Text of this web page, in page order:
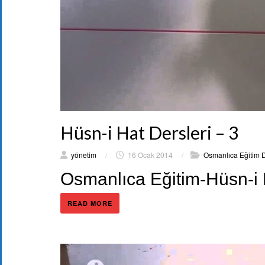
Hüsn-i Hat Dersleri – 3
yönetim / 16 Ocak 2014 / Osmanlıca Eğitim
Osmanlıca Eğitim-Hüsn-
READ MORE